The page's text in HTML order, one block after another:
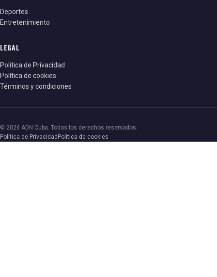
Deportes
Entretenimiento
LEGAL
Política de Privacidad
Política de cookies
Términos y condiciones
© 2026 ADN Cuba. Todos los derechos reservados.
Política de Privacidad Política de cookies